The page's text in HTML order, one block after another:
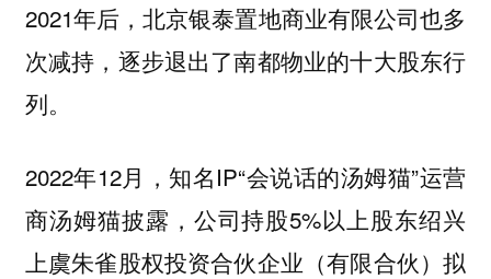
2021年后，北京银泰置地商业有限公司也多
次减持，逐步退出了南都物业的十大股东行
列。
2022年12月，知名IP“会说话的汤姆猫”运营
商汤姆猫披露，公司持股5%以上股东绍兴
上虞朱雀股权投资合伙企业（有限合伙）拟